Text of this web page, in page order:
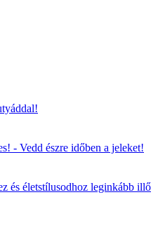
- Vedd észre időben a jeleket!
és életstílusodhoz leginkább illő